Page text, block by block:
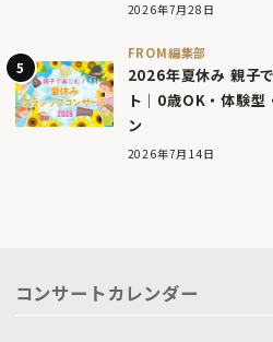
2026年7月28日
FROM編集部
2026年夏休み 親子
ト｜0歳OK・体験型
ン
2026年7月14日
コンサートカレンダー